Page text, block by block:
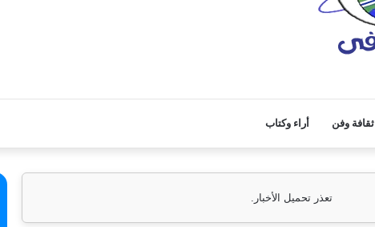
ثقافة وفن أراء وكتاب
تعذر تحميل الأخبار.